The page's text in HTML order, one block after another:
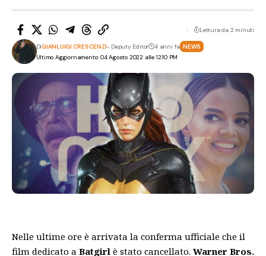
Ultimo Aggiornamento: 04 Agosto 2022 alle 12:10 PM
DiGIANLUIGI CRESCENZI- Deputy Editor 4 anni fa NEWS
Lettura da 2 minuti
Nelle ultime ore è arrivata la conferma ufficiale che il
film dedicato a Batgirl è stato cancellato. Warner Bros.